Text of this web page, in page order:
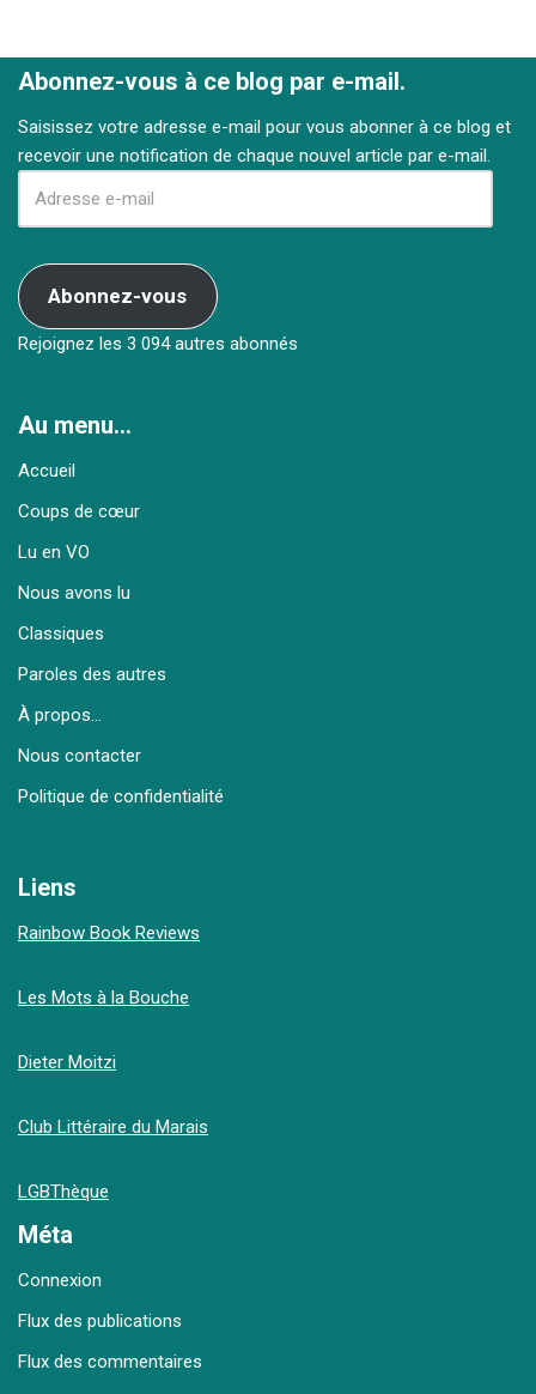
Abonnez-vous à ce blog par e-mail.
Saisissez votre adresse e-mail pour vous abonner à ce blog et
recevoir une notification de chaque nouvel article par e-mail.
Abonnez-vous
Rejoignez les 3 094 autres abonnés
Au menu…
Accueil
Coups de cœur
Lu en VO
Nous avons lu
Classiques
Paroles des autres
À propos…
Nous contacter
Politique de confidentialité
Liens
Rainbow Book Reviews
Les Mots à la Bouche
Dieter Moitzi
Club Littéraire du Marais
LGBThèque
Méta
Connexion
Flux des publications
Flux des commentaires